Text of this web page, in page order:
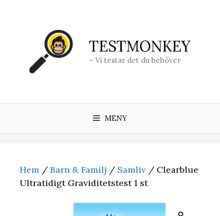
TESTMONKEY
– Vi testar det du behöver
MENY
Hem / Barn & Familj / Samliv / Clearblue
Ultratidigt Graviditetstest 1 st